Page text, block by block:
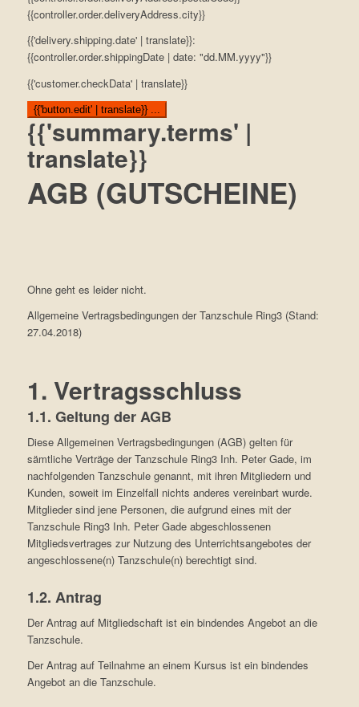
{{controller.order.deliveryAddress.city}}
{{'delivery.shipping.date' | translate}}:
{{controller.order.shippingDate | date: "dd.MM.yyyy"}}
{{'customer.checkData' | translate}}
{{'button.edit' | translate}} ...
{{'summary.terms' |
translate}}
AGB (GUTSCHEINE)
Ohne geht es leider nicht.
Allgemeine Vertragsbedingungen der Tanzschule Ring3 (Stand:
27.04.2018)
1. Vertragsschluss
1.1. Geltung der AGB
Diese Allgemeinen Vertragsbedingungen (AGB) gelten für
sämtliche Verträge der Tanzschule Ring3 Inh. Peter Gade, im
nachfolgenden Tanzschule genannt, mit ihren Mitgliedern und
Kunden, soweit im Einzelfall nichts anderes vereinbart wurde.
Mitglieder sind jene Personen, die aufgrund eines mit der
Tanzschule Ring3 Inh. Peter Gade abgeschlossenen
Mitgliedsvertrages zur Nutzung des Unterrichtsangebotes der
angeschlossene(n) Tanzschule(n) berechtigt sind.
1.2. Antrag
Der Antrag auf Mitgliedschaft ist ein bindendes Angebot an die
Tanzschule.
Der Antrag auf Teilnahme an einem Kursus ist ein bindendes
Angebot an die Tanzschule.